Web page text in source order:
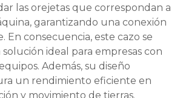
las orejetas que correspondan a
garantizando una conexión
En consecuencia, este cazo se
ideal para empresas con
Además, su diseño
un rendimiento eficiente en
y movimiento de tierras.